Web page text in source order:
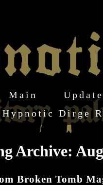
Main
Hypnotic Dirge
Archive:
Broken Tomb